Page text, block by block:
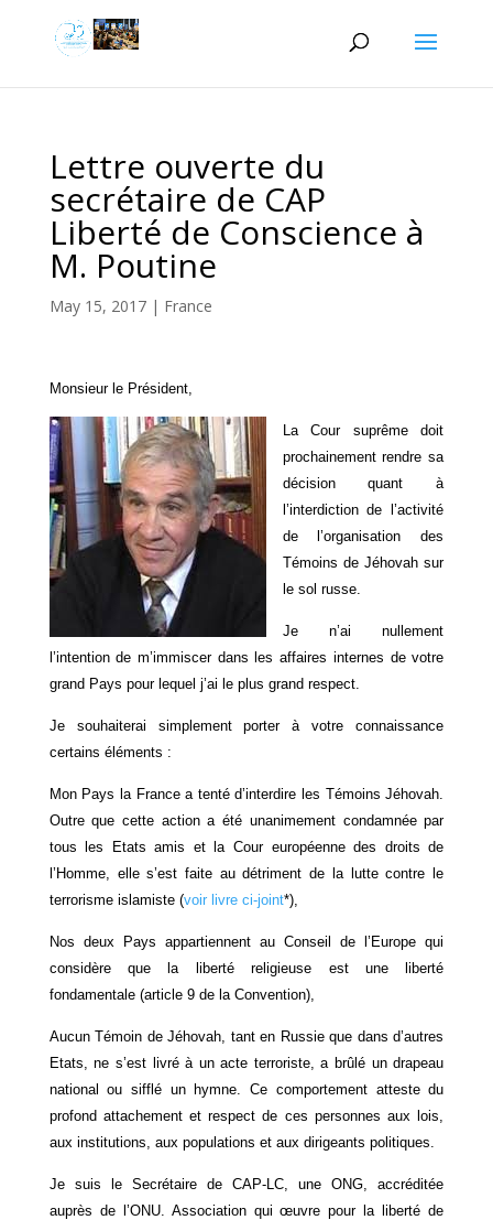
Lettre ouverte du
secrétaire de CAP
Liberté de Conscience à
M. Poutine
May 15, 2017| France
Monsieur le Président,
La Cour suprême doit
prochainement rendre sa
décision quant à
l’interdiction de l’activité
de l’organisation des
Témoins de Jéhovah sur
le sol russe.
Je n’ai nullement
l’intention de m’immiscer dans les affaires internes de votre
grand Pays pour lequel j’ai le plus grand respect.
Je souhaiterai simplement porter à votre connaissance
certains éléments :
Mon Pays la France a tenté d’interdire les Témoins Jéhovah.
Outre que cette action a été unanimement condamnée par
tous les Etats amis et la Cour européenne des droits de
l’Homme, elle s’est faite au détriment de la lutte contre le
terrorisme islamiste (voir livre ci-joint*),
Nos deux Pays appartiennent au Conseil de l’Europe qui
considère que la liberté religieuse est une liberté
fondamentale (article 9 de la Convention),
Aucun Témoin de Jéhovah, tant en Russie que dans d’autres
Etats, ne s’est livré à un acte terroriste, a brûlé un drapeau
national ou sifflé un hymne. Ce comportement atteste du
profond attachement et respect de ces personnes aux lois,
aux institutions, aux populations et aux dirigeants politiques.
Je suis le Secrétaire de CAP-LC, une ONG, accréditée
auprès de l’ONU. Association qui œuvre pour la liberté de